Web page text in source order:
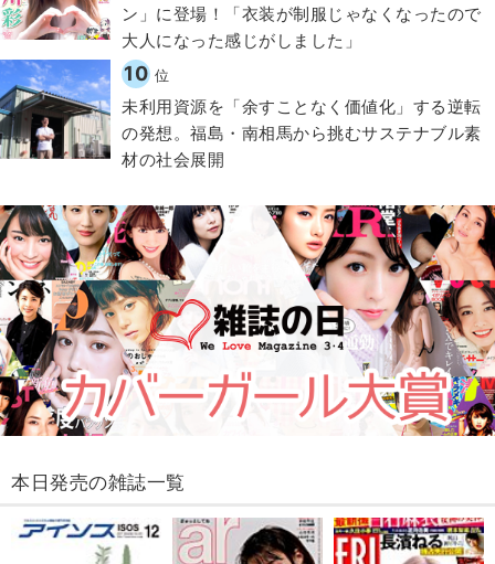
ン」に登場！「衣装が制服じゃなくなったので
大人になった感じがしました」
10 位
​​未利用資源を「余すことなく価値化」する逆転
の発想。福島・南相馬から挑むサステナブル素
材の社会展開​
本日発売の雑誌一覧